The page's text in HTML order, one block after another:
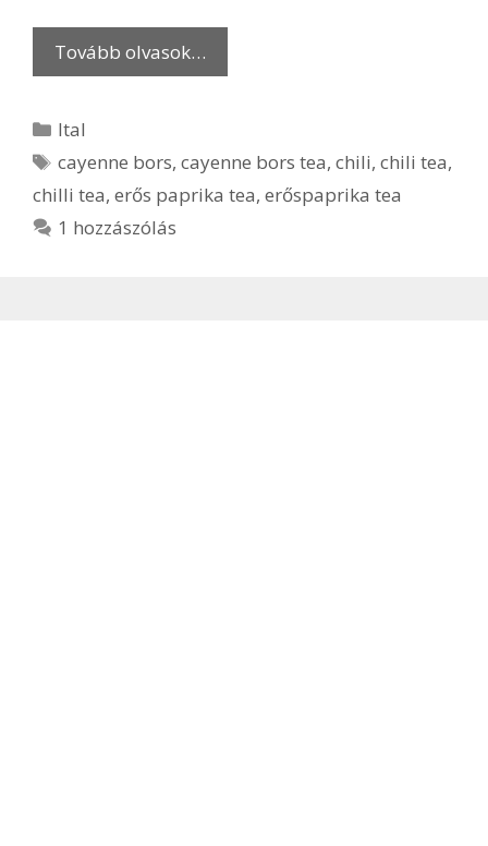
Tovább olvasok…
Kategória
Ital
Címkék
cayenne bors,cayenne bors tea,chili,chili tea,
chilli tea, erős paprika tea, erőspaprika tea
1 hozzászólás